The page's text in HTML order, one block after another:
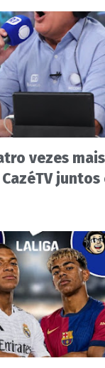
vezes
juntos